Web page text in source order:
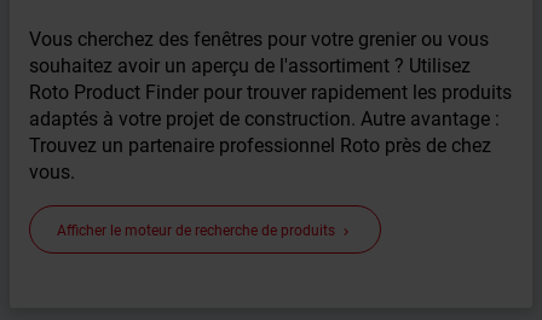
Vous cherchez des fenêtres pour votre grenier ou vous
souhaitez avoir un aperçu de l'assortiment ? Utilisez
Roto Product Finder pour trouver rapidement les produits
adaptés à votre projet de construction. Autre avantage :
Trouvez un partenaire professionnel Roto près de chez
vous.
Afficher le moteur de recherche de produits keyboard_arrow_right